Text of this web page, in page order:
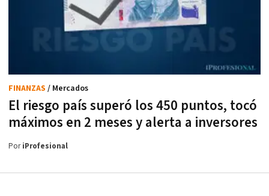
El riesgo país superó los 450 puntos, tocó
máximos en 2 meses y alerta a inversores
FINANZAS / Mercados
PoriProfesional